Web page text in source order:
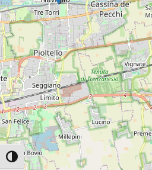
Attiva/disattiva alto contrasto